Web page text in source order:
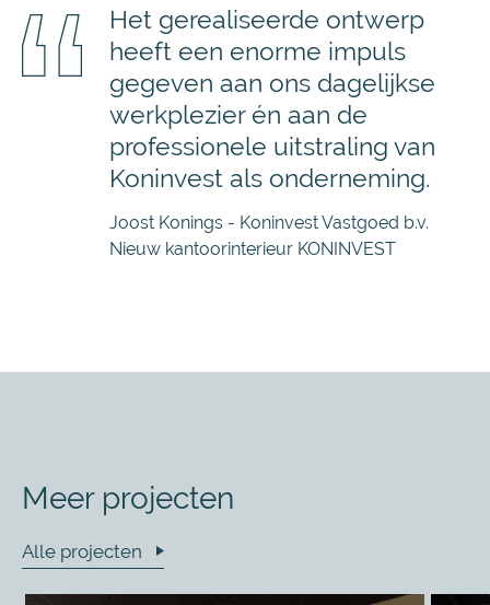
Het gerealiseerde ontwerp
heeft een enorme impuls
gegeven aan ons dagelijkse
werkplezier én aan de
professionele uitstraling van
Koninvest als onderneming.
Joost Konings - Koninvest Vastgoed b.v.
Nieuw kantoorinterieur KONINVEST
Meer projecten
Alle projecten